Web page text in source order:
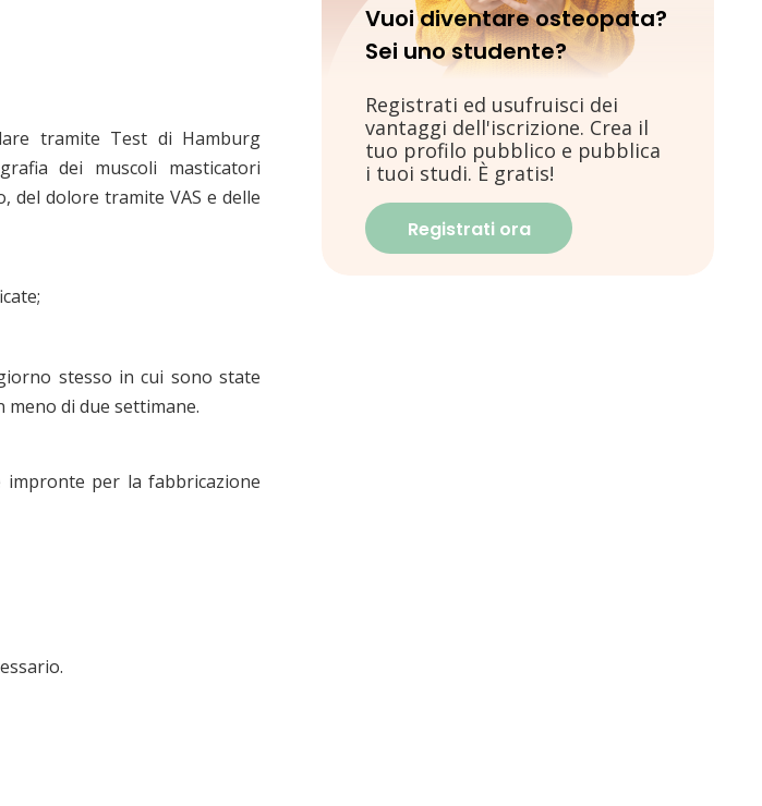
tramite Test di Hamburg
dei muscoli masticatori
dolore tramite VAS e delle
stesso in cui sono state
di due settimane.
per la fabbricazione
Vuoi diventare osteopata?
Sei uno studente?
Registrati ed usufruisci dei
vantaggi dell'iscrizione. Crea il
tuo profilo pubblico e pubblica
i tuoi studi. È gratis!
Registrati ora